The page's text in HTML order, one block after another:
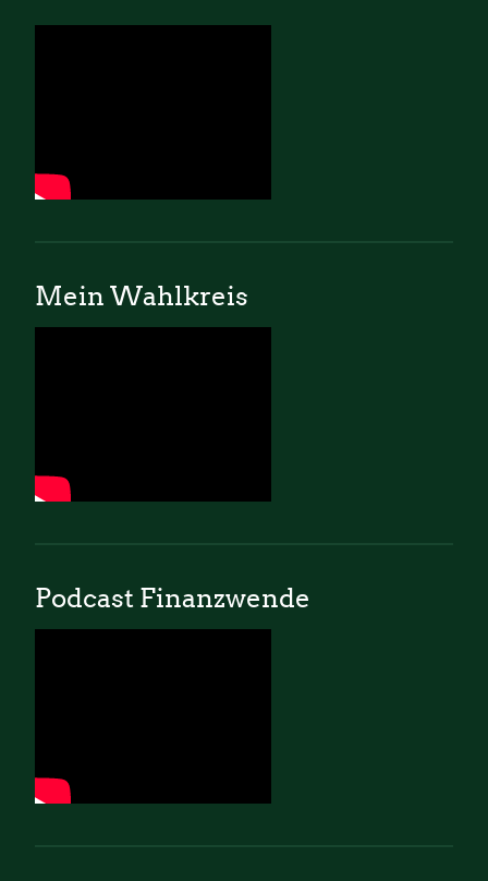
Mein Wahlkreis
Podcast Finanzwende